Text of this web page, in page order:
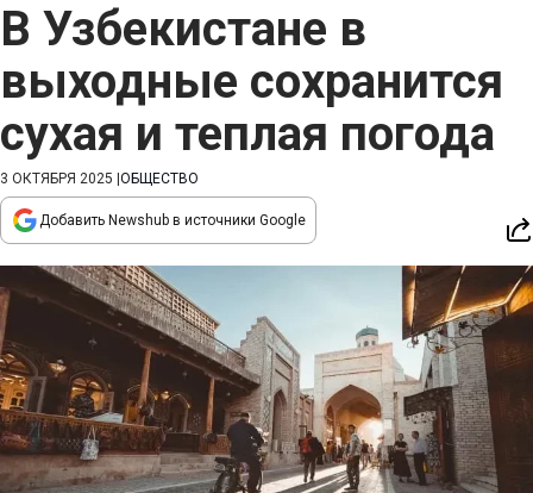
В Узбекистане в
выходные сохранится
сухая и теплая погода
3 ОКТЯБРЯ 2025 ОБЩЕСТВО
Добавить Newshub в источники Google